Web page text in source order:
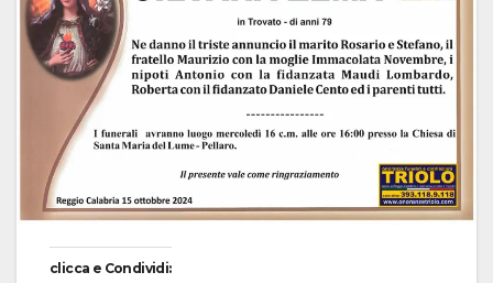
clicca e Condividi: